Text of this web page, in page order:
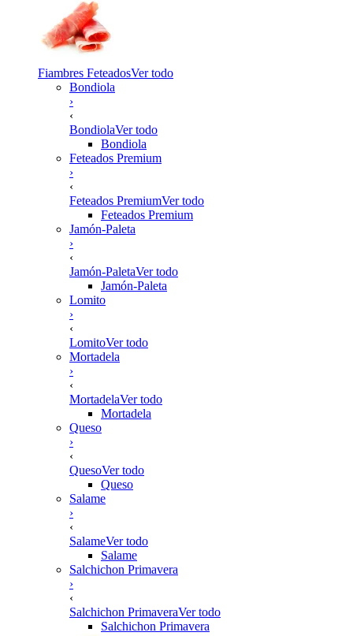
Fiambres FeteadosVer todo
Bondiola
›
‹
BondiolaVer todo
Bondiola
Feteados Premium
›
‹
Feteados PremiumVer todo
Feteados Premium
Jamón-Paleta
›
‹
Jamón-PaletaVer todo
Jamón-Paleta
Lomito
›
‹
LomitoVer todo
Mortadela
›
‹
MortadelaVer todo
Mortadela
Queso
›
‹
QuesoVer todo
Queso
Salame
›
‹
SalameVer todo
Salame
Salchichon Primavera
›
‹
Salchichon PrimaveraVer todo
Salchichon Primavera